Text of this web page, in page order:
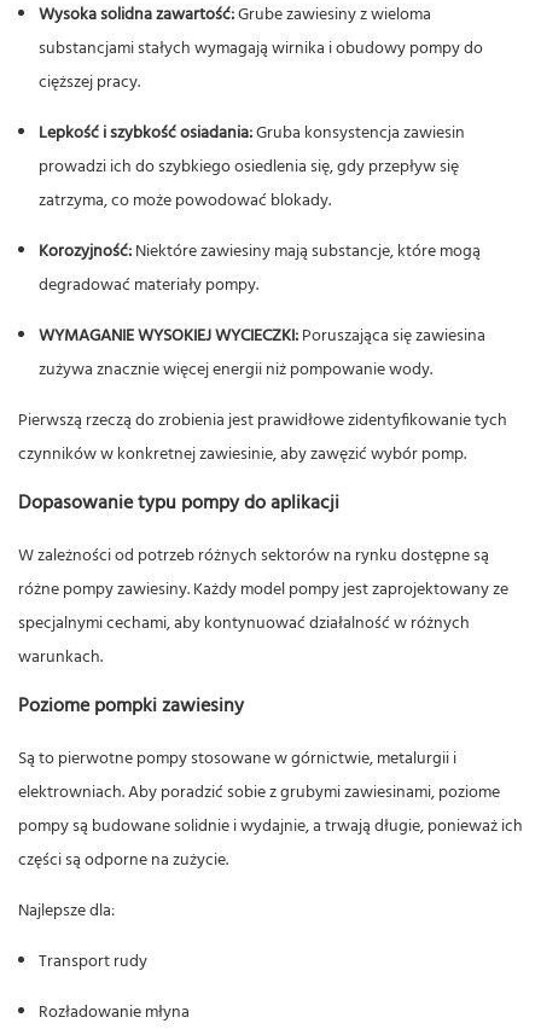
Wysoka solidna zawartość:Grube zawiesiny z wieloma
substancjami stałych wymagają wirnika i obudowy pompy do
cięższej pracy.
Lepkość i szybkość osiadania:Gruba konsystencja zawiesin
prowadzi ich do szybkiego osiedlenia się, gdy przepływ się
zatrzyma, co może powodować blokady.
Korozyjność:Niektóre zawiesiny mają substancje, które mogą
degradować materiały pompy.
WYMAGANIE WYSOKIEJ WYCIECZKI:Poruszająca się zawiesina
zużywa znacznie więcej energii niż pompowanie wody.
Pierwszą rzeczą do zrobienia jest prawidłowe zidentyfikowanie tych
czynników w konkretnej zawiesinie, aby zawęzić wybór pomp.
Dopasowanie typu pompy do aplikacji
W zależności od potrzeb różnych sektorów na rynku dostępne są
różne pompy zawiesiny. Każdy model pompy jest zaprojektowany ze
specjalnymi cechami, aby kontynuować działalność w różnych
warunkach.
Poziome pompki zawiesiny
Są to pierwotne pompy stosowane w górnictwie, metalurgii i
elektrowniach. Aby poradzić sobie z grubymi zawiesinami, poziome
pompy są budowane solidnie i wydajnie, a trwają długie, ponieważ ich
części są odporne na zużycie.
Najlepsze dla:
Transport rudy
Rozładowanie młyna